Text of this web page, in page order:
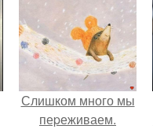
Слишком много мы
пеpеживаем.